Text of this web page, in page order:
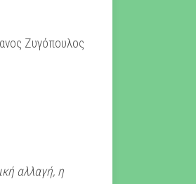
Ζυγόπουλος
αλλαγή, η